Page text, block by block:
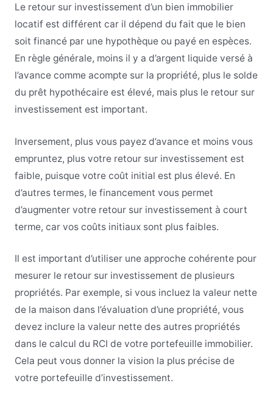
Le retour sur investissement d’un bien immobilier
locatif est différent car il dépend du fait que le bien
soit financé par une hypothèque ou payé en espèces.
En règle générale, moins il y a d’argent liquide versé à
l’avance comme acompte sur la propriété, plus le solde
du prêt hypothécaire est élevé, mais plus le retour sur
investissement est important.
Inversement, plus vous payez d’avance et moins vous
empruntez, plus votre retour sur investissement est
faible, puisque votre coût initial est plus élevé. En
d’autres termes, le financement vous permet
d’augmenter votre retour sur investissement à court
terme, car vos coûts initiaux sont plus faibles.
Il est important d’utiliser une approche cohérente pour
mesurer le retour sur investissement de plusieurs
propriétés. Par exemple, si vous incluez la valeur nette
de la maison dans l’évaluation d’une propriété, vous
devez inclure la valeur nette des autres propriétés
dans le calcul du RCI de votre portefeuille immobilier.
Cela peut vous donner la vision la plus précise de
votre portefeuille d’investissement.